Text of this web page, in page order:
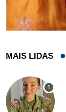
MAIS LIDAS